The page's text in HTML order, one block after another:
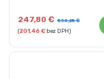
247,80€ 530,25€
(201,46 €bez DPH)